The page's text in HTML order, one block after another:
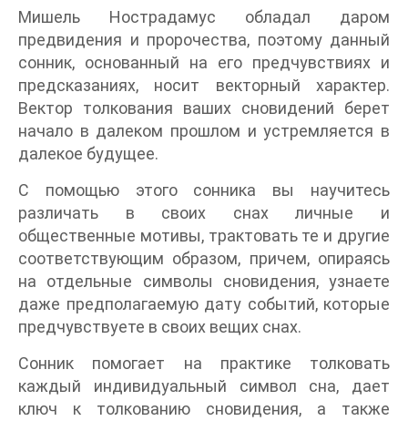
Мишель Нострадамус обладал даром
предвидения и пророчества, поэтому данный
сонник, основанный на его предчувствиях и
предсказаниях, носит векторный характер.
Вектор толкования ваших сновидений берет
начало в далеком прошлом и устремляется в
далекое будущее.
С помощью этого сонника вы научитесь
различать в своих снах личные и
общественные мотивы, трактовать те и другие
соответствующим образом, причем, опираясь
на отдельные символы сновидения, узнаете
даже предполагаемую дату событий, которые
предчувствуете в своих вещих снах.
Сонник помогает на практике толковать
каждый индивидуальный символ сна, дает
ключ к толкованию сновидения, а также